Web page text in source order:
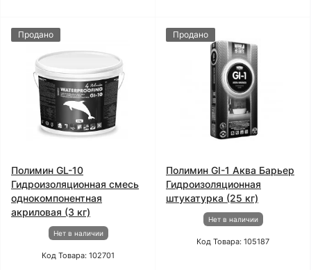
Продано
Полимин GL-10
Гидроизоляционная смесь
однокомпонентная
акриловая (3 кг)
Нет в наличии
Код Товара: 102701
Продано
Полимин GI-1 Аква Барьер
Гидроизоляционная
штукатурка (25 кг)
Нет в наличии
Код Товара: 105187